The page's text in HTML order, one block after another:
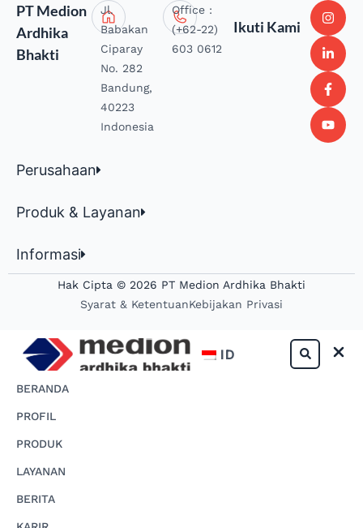
PT Medion
Ardhika
Bhakti
Jl.
Babakan
Ciparay
No. 282
Bandung,
40223
Indonesia
Office :
(+62-22)
603 0612
Ikuti Kami
Perusahaan
Produk & Layanan
Informasi
Hak Cipta © 2026 PT Medion Ardhika Bhakti
Syarat & KetentuanKebijakan Privasi
ID
BERANDA
PROFIL
PRODUK
LAYANAN
BERITA